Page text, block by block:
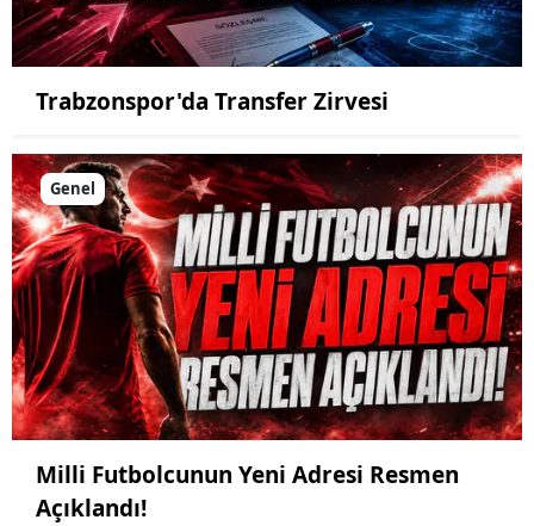
Trabzonspor'da Transfer Zirvesi
Genel
Milli Futbolcunun Yeni Adresi Resmen
Açıklandı!